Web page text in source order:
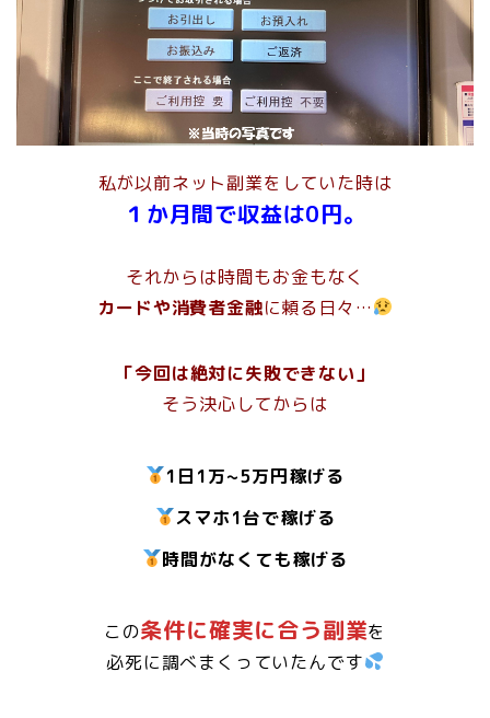
私が以前ネット副業をしていた時は
１か月間で収益は0円。
それからは時間もお金もなく
カードや消費者金融に頼る日々…
「今回は絶対に失敗できない」
そう決心してからは
1日1万~5万円稼げる
スマホ1台で稼げる
時間がなくても稼げる
この条件に確実に合う副業を
必死に調べまくっていたんです